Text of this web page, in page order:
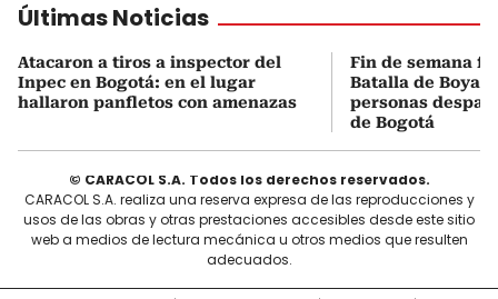
Últimas Noticias
Atacaron a tiros a inspector del
Inpec en Bogotá: en el lugar
hallaron panfletos con amenazas
Fin de semana
Batalla de
personas
de Bogotá
© CARACOL S.A. Todos los derechos reservados.
CARACOL S.A. realiza una reserva expresa de las reproducciones y
usos de las obras y otras prestaciones accesibles desde este sitio
web a medios de lectura mecánica u otros medios que resulten
adecuados.